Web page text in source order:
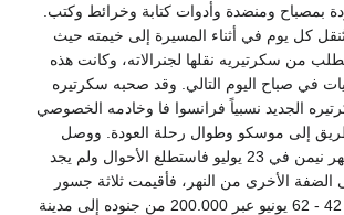
بمصباح ومنضدة وأدوات كتابة وخرائط وكتب.
كل يوم في أثناء المسيرة إلى خيمته حيث
من سكرتيريه نقلها لجنرالاته، وكانت هذه
في صباح اليوم التالي. وقد صحبه سكرتيره
الجديد نسبياً فرانسوا فا وخادمه الخصوصي
إلى موسكو وطوال رحلة العودة. ووصل
نابليون إلى شاطئ نهر نيمن في 23 يوليو فاستطلع الأحوال ولم يجد
الضفة الأخرى من النهر، فأقيمت ثلاثة جسور
عائمة بسرعة، وفي 42 - 62 يونيو عبر 200.000 من جنوده إلى مدينة